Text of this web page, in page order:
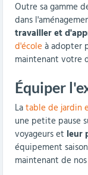
Outre sa gamme
dans
travailler et
d'école à adopter
maintenant votre
Équiper
Latable de jardin
une petite pause
voyageurs et leur
équipement
maintenant de